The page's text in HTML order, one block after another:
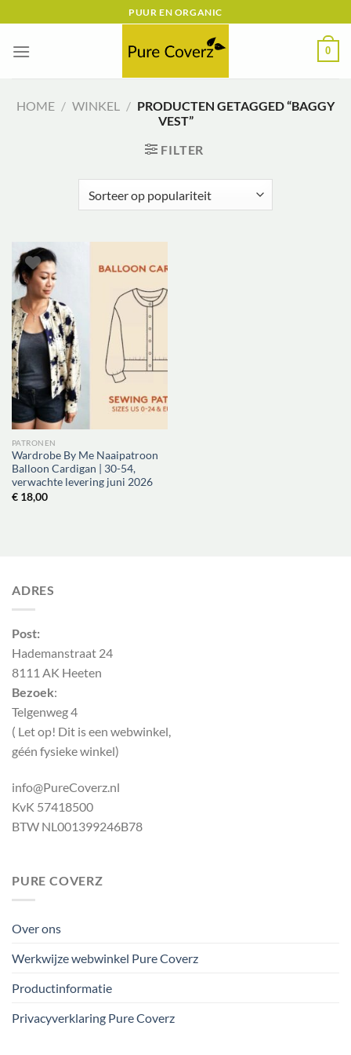
naar
inhoud
PUUR EN ORGANIC
0
HOME / WINKEL / PRODUCTEN GETAGGED “BAGGY
VEST”
FILTER
PATRONEN
Wardrobe By Me Naaipatroon
Balloon Cardigan | 30-54,
verwachte levering juni 2026
€18,00
ADRES
Post:
Hademanstraat 24
8111 AK Heeten
Bezoek:
Telgenweg 4
( Let op! Dit is een webwinkel,
géén fysieke winkel)
info@PureCoverz.nl
KvK 57418500
BTW NL001399246B78
PURE COVERZ
Over ons
Werkwijze webwinkel Pure Coverz
Productinformatie
Privacyverklaring Pure Coverz